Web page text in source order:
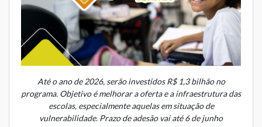
Até o ano de 2026, serão investidos R$ 1,3 bilhão no
programa. Objetivo é melhorar a oferta e a infraestrutura das
escolas, especialmente aquelas em situação de
vulnerabilidade. Prazo de adesão vai até 6 de junho